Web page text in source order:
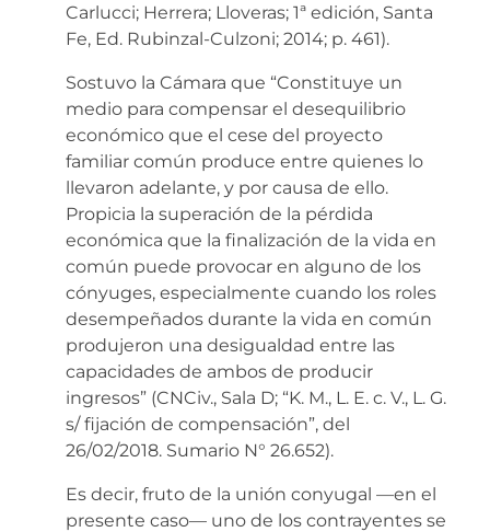
Carlucci; Herrera; Lloveras; 1ª edición, Santa
Fe, Ed. Rubinzal-Culzoni; 2014; p. 461).
Sostuvo la Cámara que “Constituye un
medio para compensar el desequilibrio
económico que el cese del proyecto
familiar común produce entre quienes lo
llevaron adelante, y por causa de ello.
Propicia la superación de la pérdida
económica que la finalización de la vida en
común puede provocar en alguno de los
cónyuges, especialmente cuando los roles
desempeñados durante la vida en común
produjeron una desigualdad entre las
capacidades de ambos de producir
ingresos” (CNCiv., Sala D; “K. M., L. E. c. V., L. G.
s/ fijación de compensación”, del
26/02/2018. Sumario N° 26.652).
Es decir, fruto de la unión conyugal —en el
presente caso— uno de los contrayentes se